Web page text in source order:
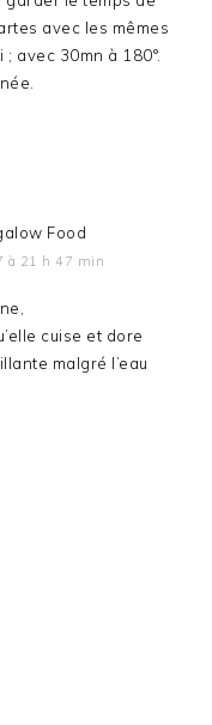
avec les mêmes
avec 30mn à 180°.
Food
à 21 h 47 min
cuise et dore
malgré l’eau